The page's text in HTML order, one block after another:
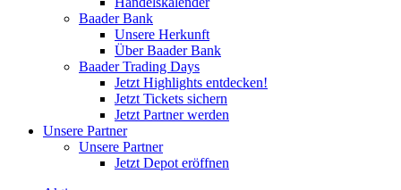
Baader Bank
Unsere Herkunft
Über Baader Bank
Baader Trading Days
Jetzt Highlights entdecken!
Jetzt Tickets sichern
Jetzt Partner werden
Unsere Partner
Unsere Partner
Jetzt Depot eröffnen